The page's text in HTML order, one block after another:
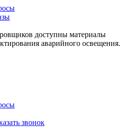
доступны материалы
аварийного освещения.
звонок